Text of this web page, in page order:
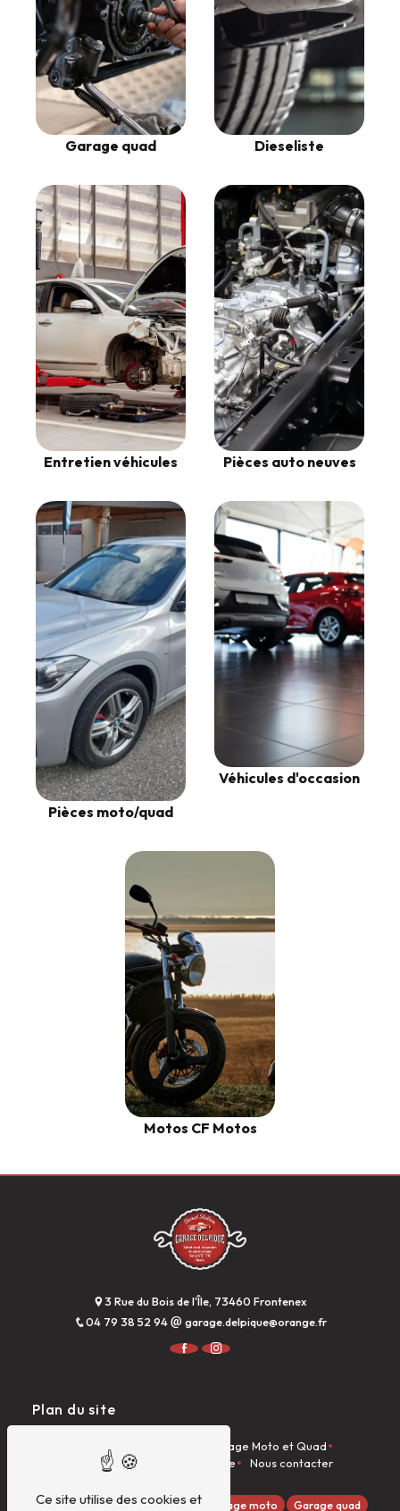
Garage quad Dieseliste
Entretien véhicules Pièces auto neuves
Pièces moto/quad
Véhicules d'occasion
Motos CF Motos
3 Rue du Bois de l'Île, 73460 Frontenex
04 79 38 52 94
garage.delpique@orange.fr
Plan du site
Garage Moto et Quad
Dieseliste
Véhicules à la vente Nous contacter
Quads GOES Garage auto Garage moto Garage quad
Ce site utilise des cookies et